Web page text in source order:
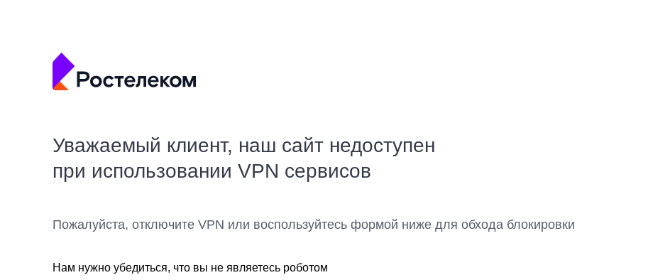
Уважаемый клиент, наш сайт недоступен
при использовании VPN сервисов
Пожалуйста, отключите VPN или воспользуйтесь формой ниже для обхода блокировки
Нам нужно убедиться, что вы не являетесь роботом